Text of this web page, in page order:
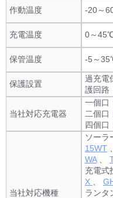
作動温度 -20～
充電温度 0～
保管温度 -5～
保護設置
過充電
護回路
当社対応充電器
一個口
二個口
四個口
当社対応機種
ソーラ
15WT
WA、
充電式
X
ランタ